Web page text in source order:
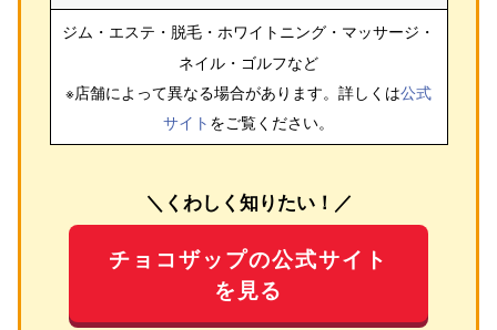
ジム・エステ・脱毛・ホワイトニング・マッサージ・
ネイル・ゴルフなど
※店舗によって異なる場合があります。詳しくは公式
サイト をご覧ください。
＼くわしく知りたい！／
チョコザップの公式サイト
を見る